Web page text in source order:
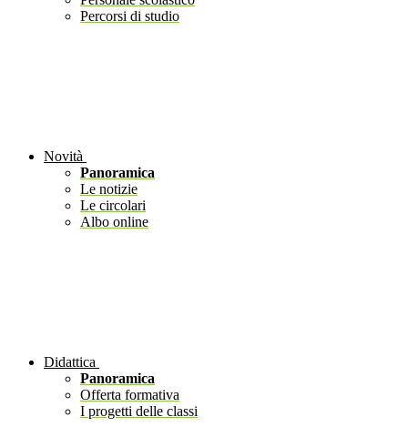
Percorsi di studio
Novità
Panoramica
Le notizie
Le circolari
Albo online
Didattica
Panoramica
Offerta formativa
I progetti delle classi